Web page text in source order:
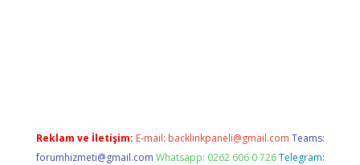
Reklam ve İletişim: E-mail: backlinkpaneli@gmail.com Teams:
forumhizmeti@gmail.com Whatsapp: 0262 606 0 726 Telegram: